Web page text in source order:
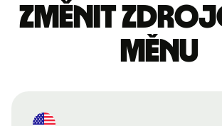
Změnit
měnu